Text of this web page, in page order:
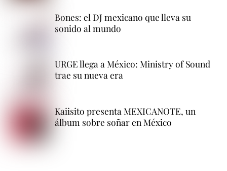
Bones: el DJ mexicano que lleva su
sonido al mundo
URGE llega a México: Ministry of Sound
trae su nueva era
Kaiisito presenta MEXICANOTE, un
álbum sobre soñar en México